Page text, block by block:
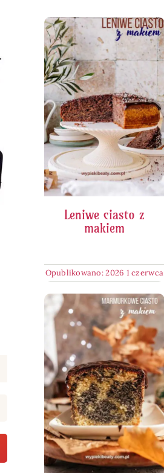
Leniwe ciasto z
makiem
Opublikowano: 2026 1 czerwca